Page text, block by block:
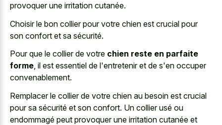
provoquer une irritation cutanée.
Choisir le bon collier pour votre chien est crucial pour
son confort et sa sécurité.
Pour que le collier de votre chien reste en parfaite
forme, il est essentiel de l'entretenir et de s'en occuper
convenablement.
Remplacer le collier de votre chien au besoin est crucial
pour sa sécurité et son confort. Un collier usé ou
endommagé peut provoquer une irritation cutanée et